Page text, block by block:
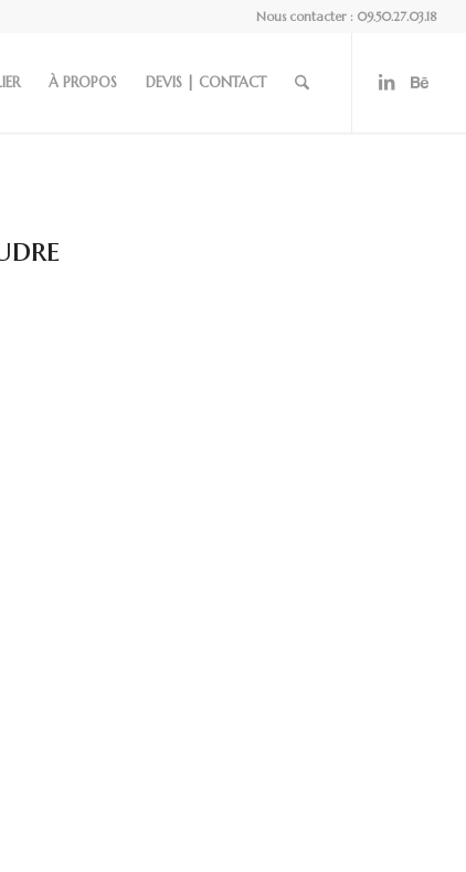
Nous contacter : 09.50.27.03.18
À PROPOS DEVIS | CONTACT